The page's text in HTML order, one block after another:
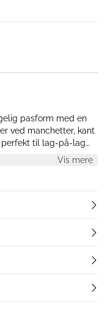
pasform med en
ved manchetter, kant
perfekt til lag-på-lag
Vis mere